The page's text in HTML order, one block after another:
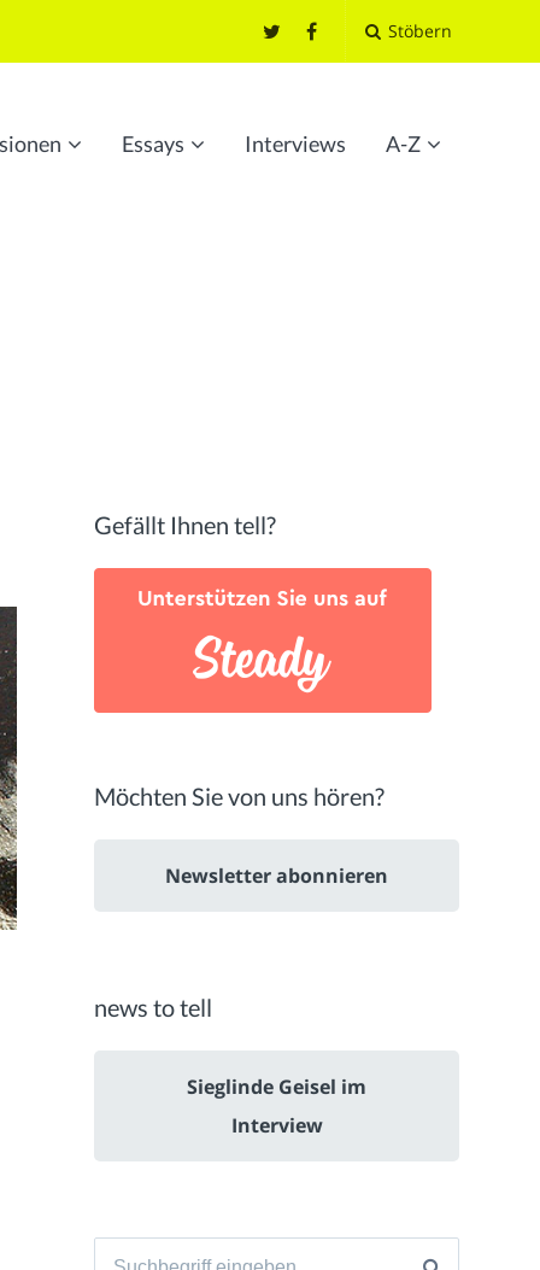
Stöbern
Essays Interviews A-Z
Gefällt Ihnen tell?
Möchten Sie von uns hören?
Newsletter abonnieren
news to tell
Sieglinde Geisel im
Interview
Suche